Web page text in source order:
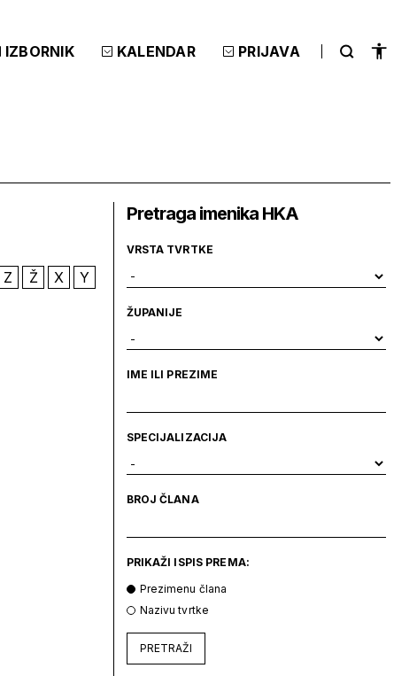
IZBORNIK KALENDAR PRIJAVA
Z Ž X Y
Pretraga imenika HKA
VRSTA TVRTKE
ŽUPANIJE
IME ILI PREZIME
SPECIJALIZACIJA
BROJ ČLANA
PRIKAŽI ISPIS PREMA:
Prezimenu člana
Nazivu tvrtke
PRETRAŽI